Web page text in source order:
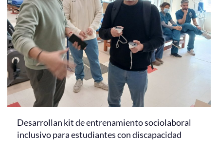
Desarrollan kit de entrenamiento sociolaboral
inclusivo para estudiantes con discapacidad